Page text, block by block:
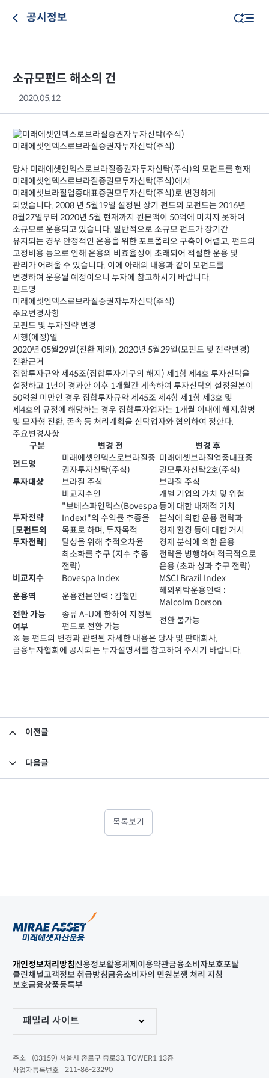
공시정보
소규모펀드 해소의 건
2020.05.12
미래에셋인덱스로브라질증권자투자신탁(주식)
당사 미래에셋인덱스로브라질증권자투자신탁(주식)의 모펀드를 현재
미래에셋인덱스로브라질증권모투자신탁(주식)에서
미래에셋브라질업종대표증권모투자신탁(주식)로 변경하게
되었습니다. 2008 년 5월19일 설정된 상기 펀드의 모펀드는 2016년
8월27일부터 2020년 5월 현재까지 원본액이 50억에 미치지 못하여
소규모로 운용되고 있습니다. 일반적으로 소규모 펀드가 장기간
유지되는 경우 안정적인 운용을 위한 포트폴리오 구축이 어렵고, 펀드의
고정비용 등으로 인해 운용의 비효율성이 초래되어 적절한 운용 및
관리가 어려울 수 있습니다. 이에 아래의 내용과 같이 모펀드를
변경하여 운용될 예정이오니 투자에 참고하시기 바랍니다.
펀드명
미래에셋인덱스로브라질증권자투자신탁(주식)
주요변경사항
모펀드 및 투자전략 변경
시행(에정)일
2020년 05월29일(전환 제외), 2020년 5월29일(모펀드 및 전략변경)
전환근거
집합투자규약 제45조(집합투자기구의 해지) 제1항 제4호 투자신탁을
설정하고 1년이 경과한 이후 1개월간 게속하여 투자신탁의 설정원본이
50억원 미만인 경우 집합투자규약 제45조 제4항 제1항 제3호 및
제4호의 규정에 해당하는 경우 집합투자업자는 1개월 이내에 해지,합병
및 모자형 전환, 존속 등 처리계획을 신탁업자와 협의하여 정한다.
주요변경사항
구분
변경 전
변경 후
펀드명
미래에셋인덱스로브라질증
권자투자신탁(주식)
미래에셋브라질업종대표증
권모투자신탁2호(주식)
투자대상
브라질 주식 브라질 주식
투자전략
[모펀드의
투자전략]
비교지수인
"보베스파인덱스(Bovespa
Index)"의 수익률 추종을
목표로 하며, 투자목적
달성을 위해 추적오차율
최소화를 추구 (지수 추종
전략)
개별 기업의 가치 및 위험
등에 대한 내재적 기치
분석에 의한 운용 전략과
경제 환경 등에 대한 거시
경제 분석에 의한 운용
전략을 병행하여 적극적으로
운용 (초과 성과 추구 전략)
비교지수
Bovespa Index
MSCI Brazil Index
운용역
운용전문인력 : 김철민
해외위탁운용인력 :
Malcolm Dorson
전환 가능
여부
종류 A-U에 한하여 지정된
펀드로 전환 가능
전환 불가능
※ 동 펀드의 변경과 관련된 자세한 내용은 당사 및 판매회사,
금융투자협회에 공시되는 투자설명서를 참고하여 주시기 바랍니다.
이전글
다음글
목록보기
개인정보처리방침신용정보활용체제 이용약관금융소비자보호포탈
클린채널고객정보 취급방침금융소비자의 민원분쟁 처리 지침
보호금융상품등록부
패밀리 사이트
주소
(03159) 서울시 종로구 종로33, TOWER1 13층
사업자등록번호
211-86-23290